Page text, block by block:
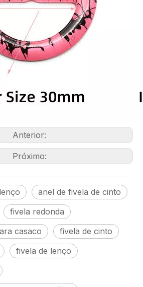
Anterior:
Próximo:
anel de fivela de cinto
fivela redonda
casaco
fivela de cinto
fivela de lenço